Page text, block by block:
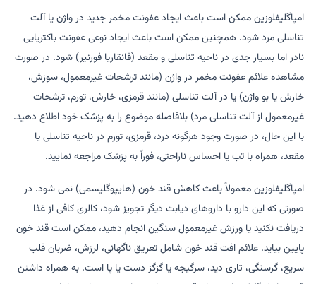
امپاگلیفلوزین ممکن است باعث ایجاد عفونت مخمر جدید در واژن یا آلت
تناسلی مرد شود. همچنین ممکن است باعث ایجاد نوعی عفونت باکتریایی
نادر اما بسیار جدی در ناحیه تناسلی و مقعد (قانقاریا فورنیر) شود. در صورت
مشاهده علائم عفونت مخمر در واژن (مانند ترشحات غیرمعمول، سوزش،
خارش یا بو واژن) یا در آلت تناسلی (مانند قرمزی، خارش، تورم، ترشحات
غیرمعمول از آلت تناسلی مرد) بلافاصله موضوع را به پزشک خود اطلاع دهید.
با این حال، در صورت وجود هرگونه درد، قرمزی، تورم در ناحیه تناسلی یا
مقعد، همراه با تب یا احساس ناراحتی، فوراً به پزشک مراجعه نمایید.
امپاگلیفلوزین معمولاً باعث کاهش قند خون (هایپوگلیسمی) نمی شود. در
صورتی که این دارو با داروهای دیابت دیگر تجویز شود، کالری کافی از غذا
دریافت نکنید یا ورزش غیرمعمول سنگین انجام دهید، ممکن است قند خون
پایین بیاید. علائم افت قند خون شامل تعریق ناگهانی، لرزش، ضربان قلب
سریع، گرسنگی، تاری دید، سرگیجه یا گزگز دست یا پا است. به همراه داشتن